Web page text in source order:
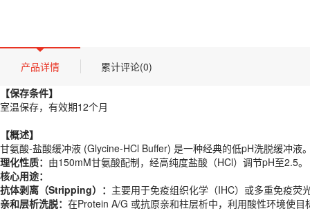
产品描述
【保存条件】
室温保存，有效期12个月
【概述】
理化性质：
核心用途：
抗体剥离（Stripping）：主要用于免疫组织化学（IHC）或多重免疫荧
亲和层析洗脱：
在Protein A/G 或抗原亲和柱层析中，利用酸性环境使
【使用建议】
产品详情
累计评论(0)
【保存条件】
室温保存，有效期12个月
【概述】
甘氨酸-盐酸缓冲液 (Glycine-HCl Buffer) 是一种经典的低pH洗脱缓冲液
理化性质： 由150mM甘氨酸配制，经高纯度盐酸（HCl）调节pH至2.5。
核心用途：
抗体剥离（Stripping）： 主要用于免疫组织化学（IHC）或多重免疫荧
亲和层析洗脱： 在Protein A/G 或抗原亲和柱层析中，利用酸性环境使目